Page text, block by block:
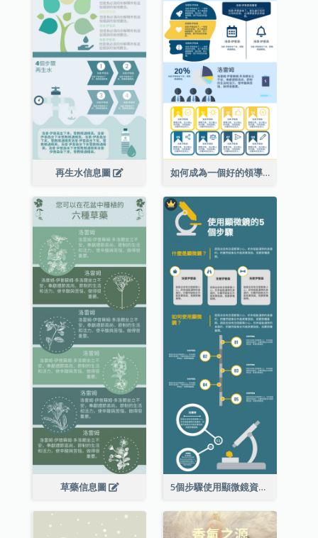
再生水信息圖 如何成為一個好的領導者信息圖
草藥信息圖 5個步驟使用顯微鏡資料圖